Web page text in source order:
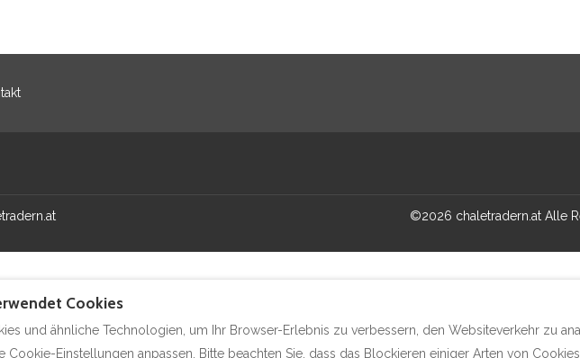
©2026 chaletradern.at Alle
Cookies
und ähnliche Technologien, um Ihr Browser-Erlebnis zu verbessern, den Websiteverkehr zu
Cookie-Einstellungen anpassen. Bitte beachten Sie, dass das Blockieren einiger Arten von